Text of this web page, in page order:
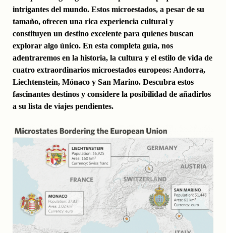
intrigantes del mundo. Estos microestados, a pesar de su
tamaño, ofrecen una rica experiencia cultural y
constituyen un destino excelente para quienes buscan
explorar algo único. En esta completa guía, nos
adentraremos en la historia, la cultura y el estilo de vida de
cuatro extraordinarios microestados europeos: Andorra,
Liechtenstein, Mónaco y San Marino. Descubra estos
fascinantes destinos y considere la posibilidad de añadirlos
a su lista de viajes pendientes.